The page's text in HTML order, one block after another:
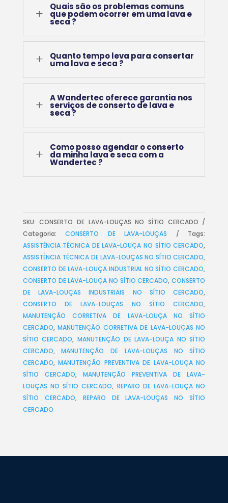
L
Quais são os problemas comuns
que podem ocorrer em uma lava e
seca ?
L Quanto tempo leva para consertar
uma lava e seca ?
L
A Wandertec oferece garantia nos
serviços de conserto de lava e
seca ?
L
Como posso agendar o conserto
da minha lava e seca com a
Wandertec ?
SKU:CONSERTO DE LAVA-LOUÇAS NO SÍTIO CERCADO
Categoria:CONSERTO DE LAVA-LOUÇAS
Tags:
ASSISTÊNCIA TÉCNICA DE LAVA-LOUÇA NO SÍTIO CERCADO,
ASSISTÊNCIA TÉCNICA DE LAVA-LOUÇAS NO SÍTIO CERCADO,
CONSERTO DE LAVA-LOUÇA INDUSTRIAL NO SÍTIO CERCADO,
CONSERTO DE LAVA-LOUÇA NO SÍTIO CERCADO,CONSERTO
DE LAVA-LOUÇAS INDUSTRIAIS NO SÍTIO CERCADO,
CONSERTO DE LAVA-LOUÇAS NO SÍTIO CERCADO,
MANUTENÇÃO CORRETIVA DE LAVA-LOUÇA NO SÍTIO
CERCADO,MANUTENÇÃO CORRETIVA DE LAVA-LOUÇAS NO
SÍTIO CERCADO, MANUTENÇÃO DE LAVA-LOUÇA NO SÍTIO
CERCADO,MANUTENÇÃO DE LAVA-LOUÇAS NO SÍTIO
CERCADO,MANUTENÇÃO PREVENTIVA DE LAVA-LOUÇA NO
SÍTIO CERCADO, MANUTENÇÃO PREVENTIVA DE LAVA-
LOUÇAS NO SÍTIO CERCADO, REPARO DE LAVA-LOUÇA NO
SÍTIO CERCADO, REPARO DE LAVA-LOUÇAS NO SÍTIO
CERCADO